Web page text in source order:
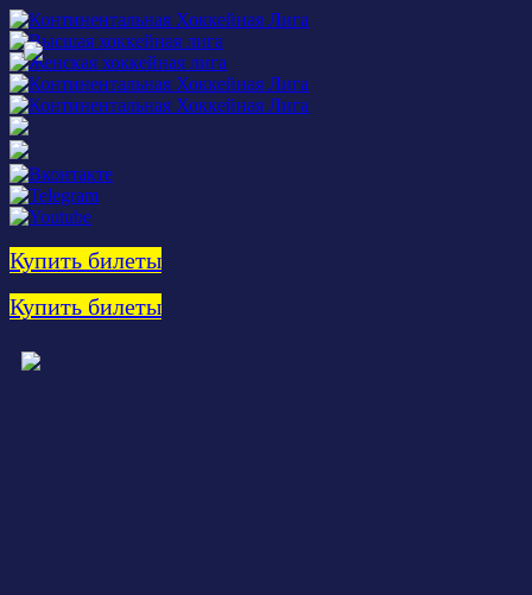
Купить билеты
Купить билеты